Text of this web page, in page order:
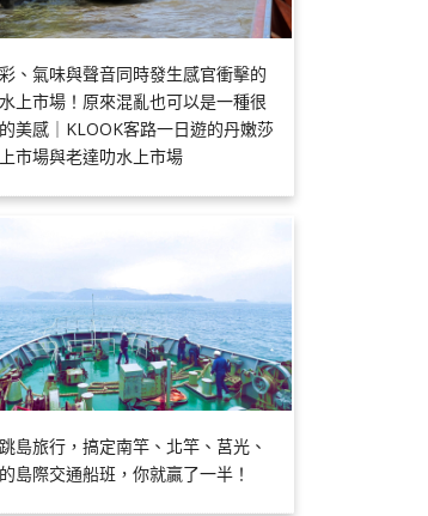
、氣味與聲音同時發生感官衝擊的
上市場！原來混亂也可以是一種很
美感｜KLOOK客路一日遊的丹嫩莎
市場與老達叻水上市場
島旅行，搞定南竿、北竿、莒光、
島際交通船班，你就贏了一半！